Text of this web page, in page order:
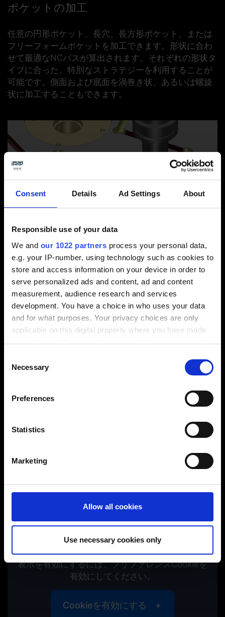
Consent Details Ad Settings About
Responsible use of your data
We and our 1022 partners process your personal data,
e.g. your IP-number, using technology such as cookies to
store and access information on your device in order to
serve personalized ads and content, ad and content
measurement, audience research and services
development. You have a choice in who uses your data
and for what purposes. Your privacy choices are only
applicable on this digital property where you have made
your choices. You can change or withdraw your consent
the Privacy trigger icon.
Collect information about your geographical
meters
Identify your device by actively scanning it for
Find out more about how your personal data is processed
You can change or revoke your consent at any time.
Imprint|Data protection |Disclaimer of liability
Selection
Necessary
Preferences
Statistics
Marketing
Allow all cookies
Use necessary cookies only
ポケットの加工
任意の円形ポケット、長穴、長方形ポケット、または
フリーフォームポケットを加工できます。形状に合わ
せて最適なNCパスが算出されます。それぞれの形状タ
イプに合った、特別なストラテジーを利用することが
可能です。側面および底面を渦巻き状、あるいは螺旋
状に加工することもできます。
ポケットを両刃切削回避でアダプティブに粗取り
完全な長穴加工
外ねじを安全に生産
動画を確認する / お問い合わせフォーム
表示を有効にするには、プリファレンスCookieを
有効にしてください。
Cookieを有効にする
⬤
⬤
⬤
⬤